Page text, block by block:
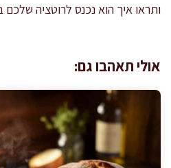
ותראו איך הוא נכנס לרוטציה שלכם
אולי תאהבו גם: